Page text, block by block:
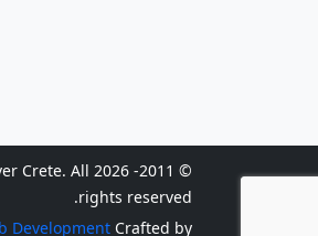
Crete. All
rights reserved.
Crafted by
Development